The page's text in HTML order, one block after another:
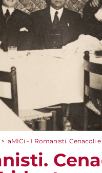
> aMICi - I Romanisti. Cenacoli